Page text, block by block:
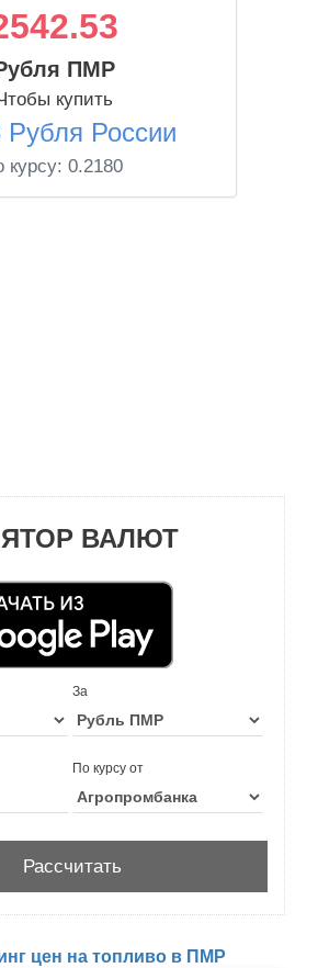
ПМР
купить
Рубля России
курсу: 0.2180
ВАЛЮТ
За
По курсу от
цен на топливо в ПМР